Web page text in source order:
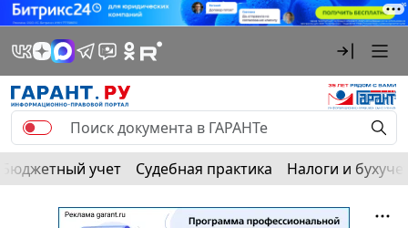
Бюджетный учет Судебная практика Налоги и